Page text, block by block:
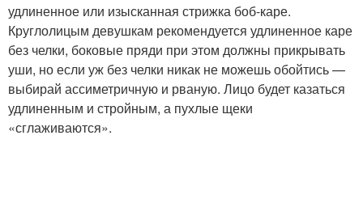
удлиненное или изысканная стрижка боб-каре.
Круглолицым девушкам рекомендуется удлиненное каре
без челки, боковые пряди при этом должны прикрывать
уши, но если уж без челки никак не можешь обойтись —
выбирай ассиметричную и рваную. Лицо будет казаться
удлиненным и стройным, а пухлые щеки
«сглаживаются».